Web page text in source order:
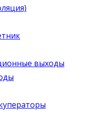
выходы